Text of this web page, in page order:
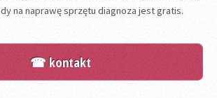
na naprawę sprzętu diagnoza jest gratis.
☎ kontakt